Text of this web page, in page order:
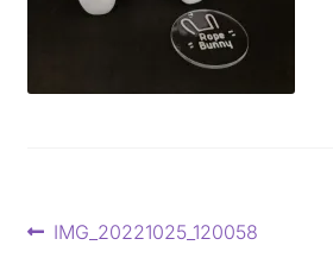
Beitragsnavigation
Vorheriger
IMG_20221025_120058